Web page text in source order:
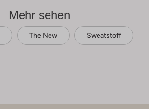
Mehr sehen
The New Sweatstoff